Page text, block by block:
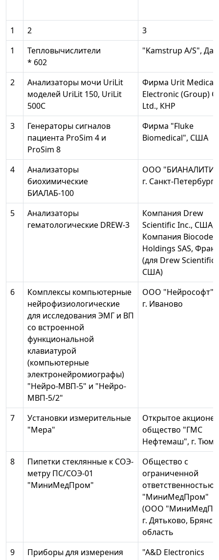
1 2
3
1
Тепловычислители
* 602
"Kamstrup A/S",
2
Анализаторы мочи UriLit
моделей UriLit 150, UriLit
500С
Фирма Urit Medical
Electronic (Group)
Ltd., КНР
3
Генераторы сигналов
пациента ProSim 4 и
ProSim 8
Фирма "Fluke
Biomedical", CШA
4
Анализаторы
биохимические
БИАЛАБ-100
OOO
г. Санкт-Петербург
5
Анализаторы
гематологические DREW-3
Компания Drew
Scientific Inc., США;
Компания Biocode
Holdings SAS,
(для Drew Scientific
США)
6
Комплексы компьютерные
нейрофизиологические
для исследования ЭМГ и ВП
со встроенной
функциональной
клавиатурой
(компьютерные
электронейромиографы)
"Нейро-МВП-5" и "Нейро-
МВП-5/2"
OOO "Нейрософт",
г. Иваново
7
Установки измерительные
"Мера"
Открытое
общество "ГМС
Нефтемаш", г.
8
Пипетки стеклянные к СОЭ-
метру ПС/СОЭ-01
"МиниМедПром"
Общество с
ограниченной
ответственностью
"МиниМедПром"
(ООО
г. Дятьково,
область
9
Приборы для измерения
"A&D Electronics